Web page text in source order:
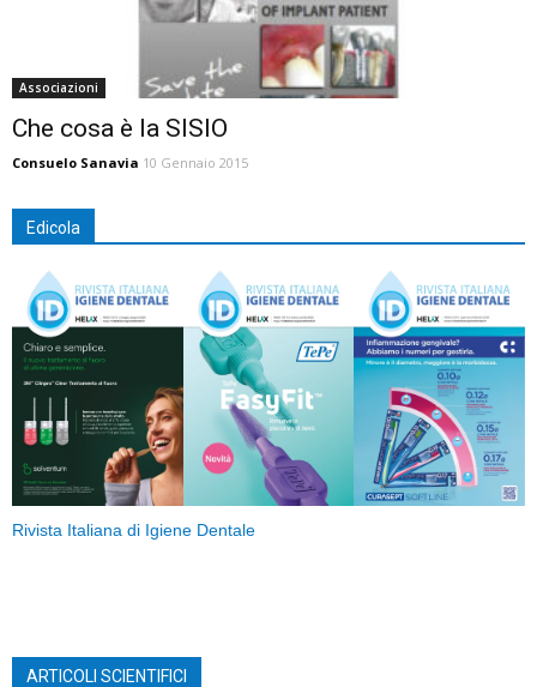
Associazioni
Che cosa è la SISIO
Consuelo Sanavia 10 Gennaio 2015
Edicola
Rivista Italiana di Igiene Dentale
ARTICOLI SCIENTIFICI